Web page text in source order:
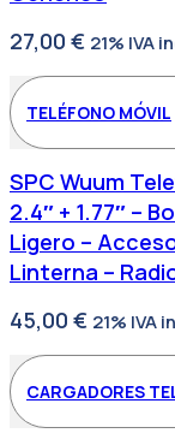
27,00 € 21% IVA
TELÉFONO MÓVIL
SPC Wuum
2.4″ + 1.77″ –
Ligero –
Linterna –
45,00 € 21% IVA
CARGADORES